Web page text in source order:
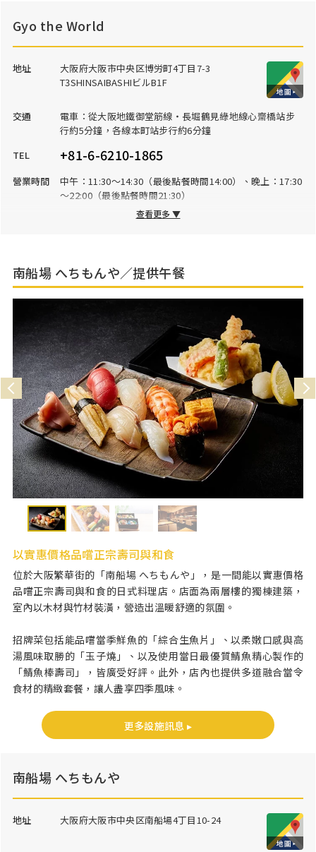
Gyo the World
地址
大阪府大阪市中央区博労町4丁目7-3
T3SHINSAIBASHIビルB1F
交通
電車：從大阪地鐵御堂筋線・長堀鶴見綠地線心齋橋站步
行約5分鐘，各線本町站步行約6分鐘
TEL
+81-6-6210-1865
營業時間
中午：11:30～14:30（最後點餐時間14:00）、晚上：17:30
～22:00（最後點餐時間21:30）
星期日、星期一的中午查看更多 ▼
南船場 へちもんや／提供午餐
以實惠價格品嚐正宗壽司與和食
位於大阪繁華街的「南船場 へちもんや」，是一間能以實惠價格
品嚐正宗壽司與和食的日式料理店。店面為兩層樓的獨棟建築，
室內以木材與竹材裝潢，營造出溫暖舒適的氛圍。
招牌菜包括能品嚐當季鮮魚的「綜合生魚片」、以柔嫩口感與高
湯風味取勝的「玉子燒」、以及使用當日最優質鯖魚精心製作的
「鯖魚棒壽司」，皆廣受好評。此外，店內也提供多道融合當令
食材的精緻套餐，讓人盡享四季風味。
更多設施訊息 ▸
南船場 へちもんや
地址 大阪府大阪市中央区南船場4丁目10-24